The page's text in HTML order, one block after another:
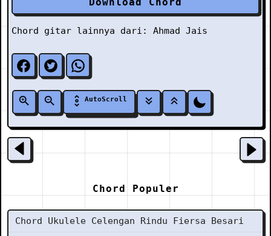
Chord gitar lainnya dari: Ahmad Jais
AutoScroll
Chord Populer
Chord Ukulele Celengan Rindu Fiersa Besari